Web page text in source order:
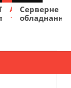
Побутова
TV
та
Фото
та
Авто
та
Серверне
обладнання